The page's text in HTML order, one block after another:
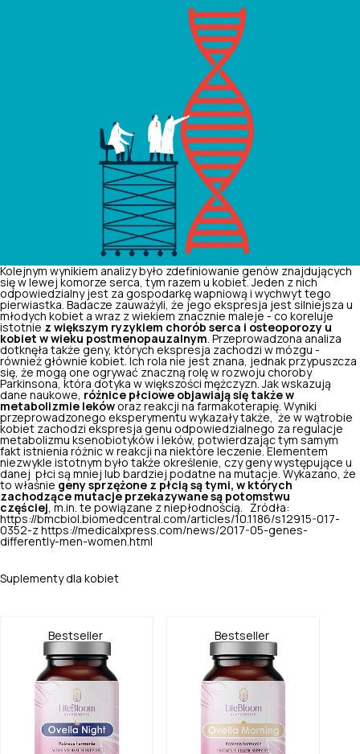
Kolejnym wynikiem analizy było zdefiniowanie genów znajdujących
się w lewej komorze serca, tym razem u kobiet. Jeden z nich
odpowiedzialny jest za gospodarkę wapniową i wychwyt tego
pierwiastka. Badacze zauważyli, że jego ekspresja jest silniejsza u
młodych kobiet a wraz z wiekiem znacznie maleje - co koreluje
istotnie z większym ryzykiem chorób serca i osteoporozy u
kobiet w wieku postmenopauzalnym . Przeprowadzona analiza
dotknęła także geny, których ekspresja zachodzi w mózgu -
również głównie kobiet. Ich rola nie jest znana, jednak przypuszcza
się, że mogą one ogrywać znaczną rolę w rozwoju choroby
Parkinsona, która dotyka w większości mężczyzn. Jak wskazują
dane naukowe, różnice płciowe objawiają się także w
metabolizmie leków oraz reakcji na farmakoterapię. Wyniki
przeprowadzonego eksperymentu wykazały także, że w wątrobie
kobiet zachodzi ekspresja genu odpowiedzialnego za regulacje
metabolizmu ksenobiotyków i leków, potwierdzając tym samym
fakt istnienia różnic w reakcji na niektóre leczenie. Elementem
niezwykle istotnym było także określenie, czy geny występujące u
danej płci są mniej lub bardziej podatne na mutacje. Wykazano, że
to właśnie geny sprzężone z płcią są tymi, w których
zachodzące mutacje przekazywane są potomstwu
częściej , m.in. te powiązane z niepłodnością. Źródła:
https://bmcbiol.biomedcentral.com/articles/10.1186/s12915-017-
0352-z https://medicalxpress.com/news/2017-05-genes-
differently-men-women.html
Suplementy dla kobiet
Bestseller Bestseller